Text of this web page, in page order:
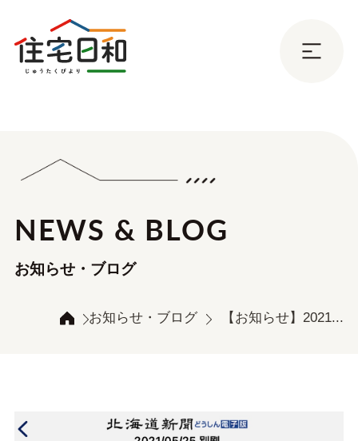
NEWS & BLOG
お知らせ・ブログ
お知らせ・ブログ 【お知らせ】2021...